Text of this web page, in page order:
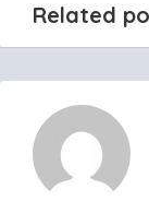
Related